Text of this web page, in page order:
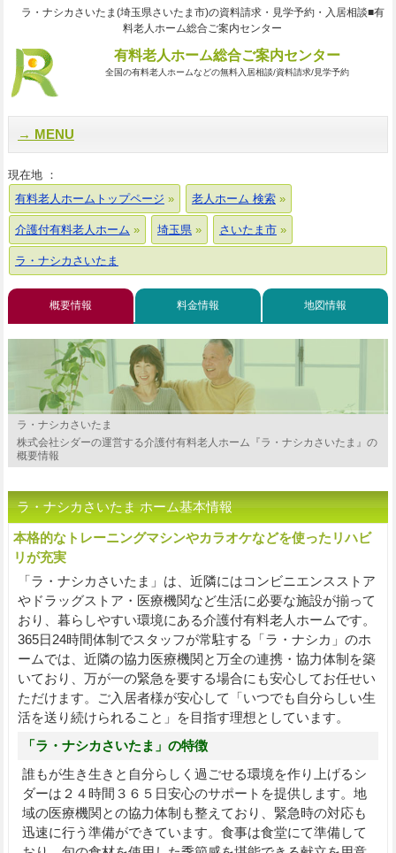
ラ・ナシカさいたま(埼玉県さいたま市)の資料請求・見学予約・入居相談■有
料老人ホーム総合ご案内センター
有料老人ホーム総合ご案内センター
全国の有料老人ホームなどの無料入居相談/資料請求/見学予約
MENU
現在地 ：
有料老人ホームトップページ
老人ホーム 検索
介護付有料老人ホーム 埼玉県 さいたま市
ラ・ナシカさいたま
概要情報 料金情報 地図情報
ラ・ナシカさいたま
株式会社シダーの運営する介護付有料老人ホーム『ラ・ナシカさいたま』の
概要情報
ラ・ナシカさいたま ホーム基本情報
本格的なトレーニングマシンやカラオケなどを使ったリハビ
リが充実
「ラ・ナシカさいたま」は、近隣にはコンビニエンスストア
やドラッグストア・医療機関など生活に必要な施設が揃って
おり、暮らしやすい環境にある介護付有料老人ホームです。
365日24時間体制でスタッフが常駐する「ラ・ナシカ」のホ
ームでは、近隣の協力医療機関と万全の連携・協力体制を築
いており、万が一の緊急を要する場合にも安心してお任せい
ただけます。ご入居者様が安心して「いつでも自分らしい生
活を送り続けられること」を目指す理想としています。
「ラ・ナシカさいたま」の特徴
誰もが生き生きと自分らしく過ごせる環境を作り上げるシ
ダーは２４時間３６５日安心のサポートを提供します。地
域の医療機関との協力体制も整えており、緊急時の対応も
迅速に行う準備ができています。食事は食堂にて準備して